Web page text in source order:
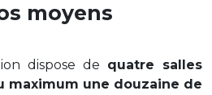
moyens
dispose de quatre salles
maximum une douzaine de